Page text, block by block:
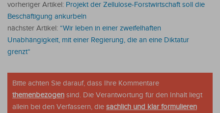
vorheriger Artikel: Projekt der Zellulose-Forstwirtschaft soll die
Beschäftigung ankurbeln
nächster Artikel: “Wir leben in einer zweifelhaften
Unabhängigkeit, mit einer Regierung, die an eine Diktatur
grenzt“
Bitte achten Sie darauf, dass Ihre Kommentare
themenbezogen sind. Die Verantwortung für den Inhalt liegt
allein bei den Verfassern, die sachlich und klar formulieren